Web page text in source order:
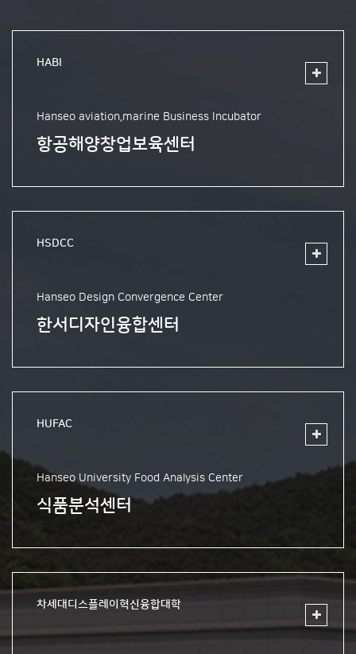
HABI
Hanseo aviation,marine Business Incubator
항공해양창업보육센터
HSDCC
Hanseo Design Convergence Center
한서디자인융합센터
HUFAC
Hanseo University Food Analysis Center
식품분석센터
차세대디스플레이혁신융합대학